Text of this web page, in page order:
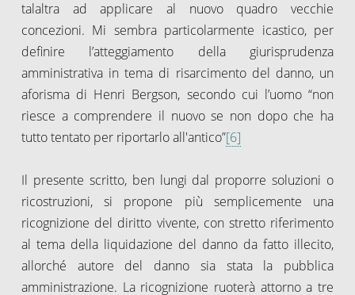
talaltra ad applicare al nuovo quadro vecchie
concezioni. Mi sembra particolarmente icastico, per
definire l’atteggiamento della giurisprudenza
amministrativa in tema di risarcimento del danno, un
aforisma di Henri Bergson, secondo cui l’uomo “non
riesce a comprendere il nuovo se non dopo che ha
tutto tentato per riportarlo all'antico”[6]
Il presente scritto, ben lungi dal proporre soluzioni o
ricostruzioni, si propone più semplicemente una
ricognizione del diritto vivente, con stretto riferimento
al tema della liquidazione del danno da fatto illecito,
allorché autore del danno sia stata la pubblica
amministrazione. La ricognizione ruoterà attorno a tre